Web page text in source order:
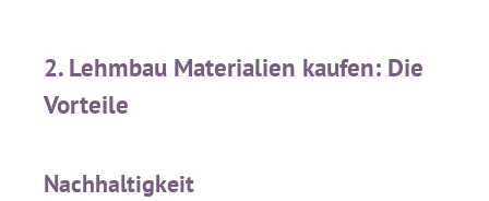
2. Lehmbau Materialien kaufen: Die
Vorteile
Nachhaltigkeit